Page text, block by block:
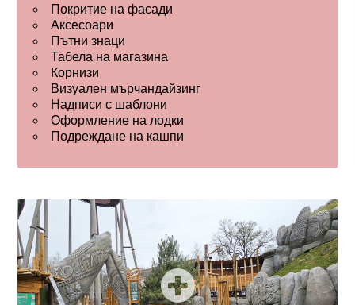
Покритие на фасади
Аксесоари
Пътни знаци
Табела на магазина
Корнизи
Визуален мърчандайзинг
Надписи с шаблони
Оформление на лодки
Подреждане на кашпи